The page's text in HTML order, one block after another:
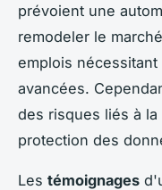
prévoient une
remodeler le
emplois
avancées.
des risques liés à la
protection des
Les témoignages